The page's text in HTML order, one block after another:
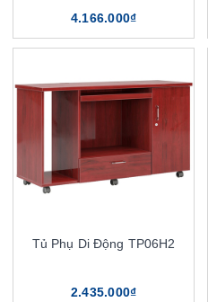
4.166.000₫
Tủ Phụ Di Động TP06H2
2.435.000₫